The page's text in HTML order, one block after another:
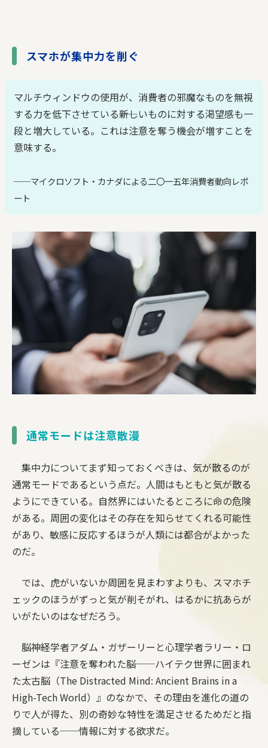
スマホが集中力を削ぐ
マルチウィンドウの使用が、消費者の邪魔なものを無視
する力を低下させている――新しいものに対する渇望感も一
段と増大している。これは注意を奪う機会が増すことを
意味する。
──マイクロソフト・カナダによる二〇一五年消費者動向レポ
ート
通常モードは注意散漫
集中力についてまず知っておくべきは、気が散るのが
通常モードであるという点だ。人間はもともと気が散る
ようにできている。自然界にはいたるところに命の危険
がある。周囲の変化はその存在を知らせてくれる可能性
があり、敏感に反応するほうが人類には都合がよかった
のだ。
では、虎がいないか周囲を見まわすよりも、スマホチ
ェックのほうがずっと気が削そがれ、はるかに抗あらが
いがたいのはなぜだろう。
脳神経学者アダム・ガザーリーと心理学者ラリー・ロ
ーゼンは『注意を奪われた脳──ハイテク世界に囲まれ
た太古脳（The Distracted Mind: Ancient Brains in a
High-Tech World）』のなかで、その理由を進化の道の
りで人が得た、別の奇妙な特性を満足させるためだと指
摘している──情報に対する欲求だ。